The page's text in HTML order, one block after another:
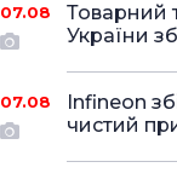
07.08
Товарний
України
07.08
Infineon
чистий